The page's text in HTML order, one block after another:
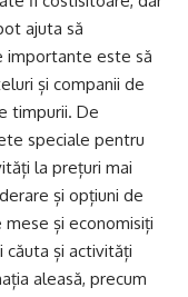
ajuta să
importante este să
și companii de
timpurii. De
speciale pentru
la prețuri mai
și opțiuni de
și economisiți
căuta și activități
aleasă, precum